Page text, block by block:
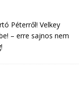
Péterről! Velkey
– erre sajnos nem